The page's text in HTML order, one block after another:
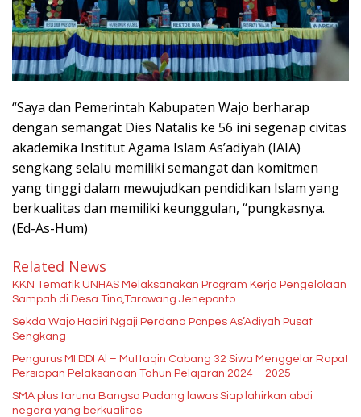
“Saya dan Pemerintah Kabupaten Wajo berharap
dengan semangat Dies Natalis ke 56 ini segenap civitas
akademika Institut Agama Islam As’adiyah (IAIA)
sengkang selalu memiliki semangat dan komitmen
yang tinggi dalam mewujudkan pendidikan Islam yang
berkualitas dan memiliki keunggulan, “pungkasnya.
(Ed-As-Hum)
Related News
KKN Tematik UNHAS Melaksanakan Program Kerja Pengelolaan
Sampah di Desa Tino,Tarowang Jeneponto
Sekda Wajo Hadiri Ngaji Perdana Ponpes As’Adiyah Pusat
Sengkang
Pengurus MI DDI Al – Muttaqin Cabang 32 Siwa Menggelar Rapat
Persiapan Pelaksanaan Tahun Pelajaran 2024 – 2025
SMA plus taruna Bangsa Padang lawas Siap lahirkan abdi
negara yang berkualitas